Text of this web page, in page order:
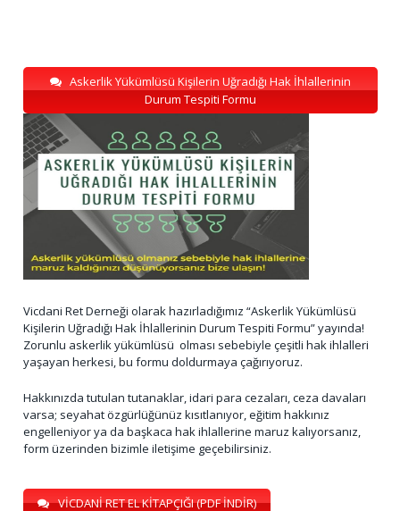
Askerlik Yükümlüsü Kişilerin Uğradığı Hak İhlallerinin
Durum Tespiti Formu
Vicdani Ret Derneği olarak hazırladığımız “Askerlik Yükümlüsü
Kişilerin Uğradığı Hak İhlallerinin Durum Tespiti Formu” yayında!
Zorunlu askerlik yükümlüsü olması sebebiyle çeşitli hak ihlalleri
yaşayan herkesi, bu formu doldurmaya çağırıyoruz.
Hakkınızda tutulan tutanaklar, idari para cezaları, ceza davaları
varsa; seyahat özgürlüğünüz kısıtlanıyor, eğitim hakkınız
engelleniyor ya da başkaca hak ihlallerine maruz kalıyorsanız,
form üzerinden bizimle iletişime geçebilirsiniz.
VİCDANİ RET EL KİTAPÇIĞI (PDF İNDİR)